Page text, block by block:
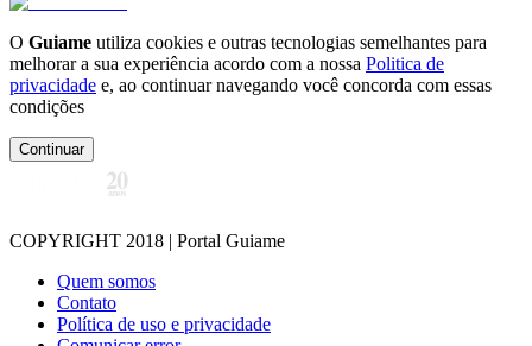
O Guiame utiliza cookies e outras tecnologias semelhantes para
melhorar a sua experiência acordo com a nossa Politica de
privacidade e, ao continuar navegando você concorda com essas
condições
Continuar
COPYRIGHT 2018 | Portal Guiame
Quem somos
Contato
Política de uso e privacidade